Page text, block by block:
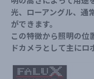
光、ローアングル、通
ができます。
この特徴から照明の位
ドカメラとして主にロ